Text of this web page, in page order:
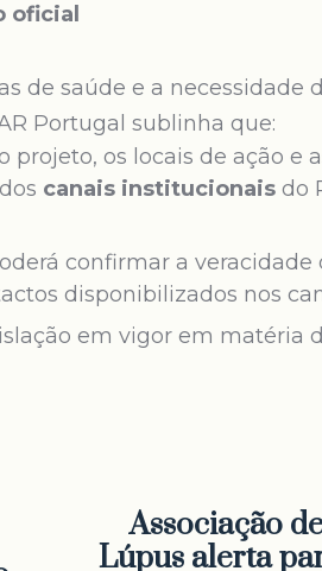
oficial
de saúde e a necessidade
Portugal sublinha que:
projeto, os locais de ação e
canais institucionais do
confirmar a veracidade
disponibilizados nos
em vigor em matéria
Associação
Lúpus alerta